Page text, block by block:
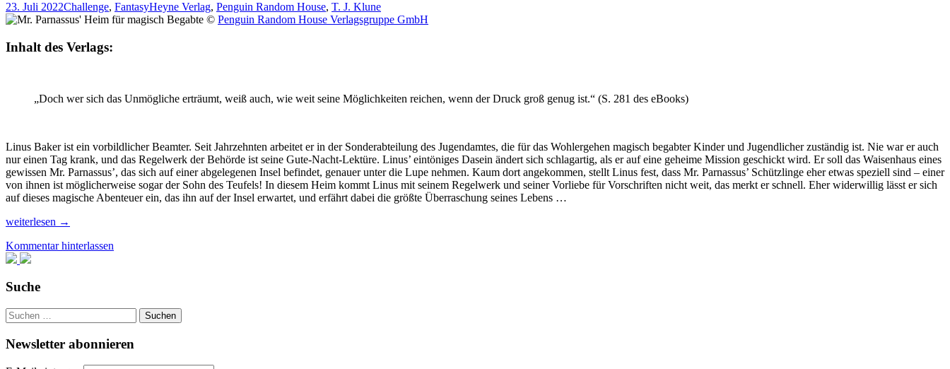
von
T.
Klune
23. Juli 2022Challenge, FantasyHeyne Verlag, Penguin Random House, T. J. Klune
© Penguin Random House Verlagsgruppe GmbH
Inhalt des Verlags:
„Doch wer sich das Unmögliche erträumt, weiß auch, wie weit seine Möglichkeiten reichen, wenn der Druck groß genug ist.“ (S. 281 des eBooks)
Linus Baker ist ein vorbildlicher Beamter. Seit Jahrzehnten arbeitet er in der Sonderabteilung des Jugendamtes, die für das Wohlergehen magisch begabter Kinder und Jugendlicher zuständig ist. Nie war er auch
nur einen Tag krank, und das Regelwerk der Behörde ist seine Gute-Nacht-Lektüre. Linus’ eintöniges Dasein ändert sich schlagartig, als er auf eine geheime Mission geschickt wird. Er soll das Waisenhaus eines
gewissen Mr. Parnassus’, das sich auf einer abgelegenen Insel befindet, genauer unter die Lupe nehmen. Kaum dort angekommen, stellt Linus fest, dass Mr. Parnassus’ Schützlinge eher etwas speziell sind – einer
von ihnen ist möglicherweise sogar der Sohn des Teufels! In diesem Heim kommt Linus mit seinem Regelwerk und seiner Vorliebe für Vorschriften nicht weit, das merkt er schnell. Eher widerwillig lässt er sich
auf dieses magische Abenteuer ein, das ihn auf der Insel erwartet, und erfährt dabei die größte Überraschung seines Lebens …
Rezension:
Parnassus’
Heim
magisch
von
T.
Klune
weiterlesen →
Kommentar hinterlassen
Suche
Suchen
nach:
Newsletter abonnieren